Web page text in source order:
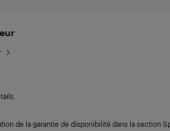
de la garantie de disponibilité dans la section